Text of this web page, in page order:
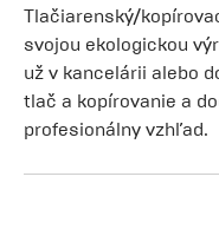
Tlačiarenský/
svojou ekologickou
už v kancelárii alebo
tlač a kopírovanie a
profesionálny vzhľad.